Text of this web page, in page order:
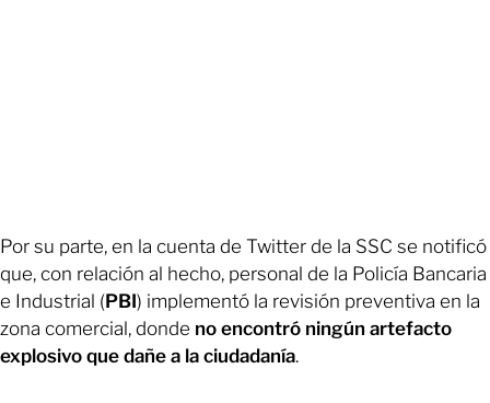
Por su parte, en la cuenta de Twitter de la SSC se notificó
que, con relación al hecho, personal de la Policía Bancaria
e Industrial (PBI) implementó la revisión preventiva en la
zona comercial, donde no encontró ningún artefacto
explosivo que dañe a la ciudadanía.